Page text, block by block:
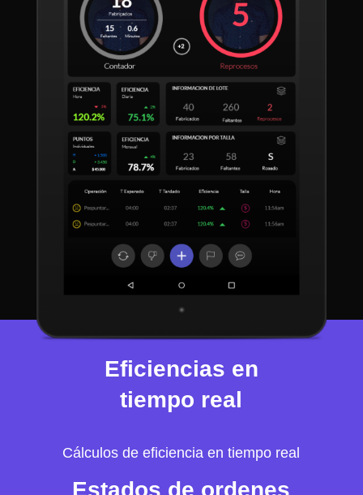
Eficiencias en
tiempo real
Cálculos de eficiencia en tiempo real
Estados de ordenes